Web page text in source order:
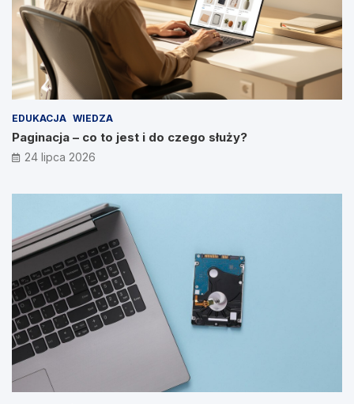
EDUKACJA WIEDZA
Paginacja – co to jest i do czego służy?
24 lipca 2026